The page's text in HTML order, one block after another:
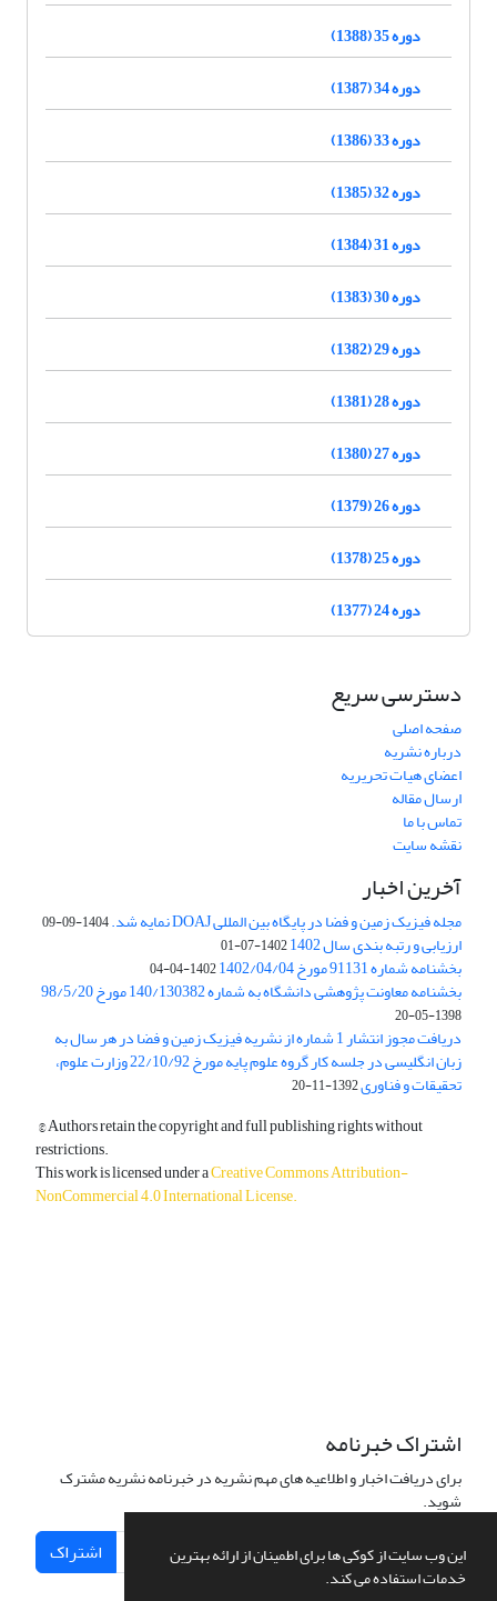
این وب سایت از کوکی ها برای اطمینان از ارائه بهترین
خدمات استفاده می کند.
دوره 35 (1388)
دوره 34 (1387)
دوره 33 (1386)
دوره 32 (1385)
دوره 31 (1384)
دوره 30 (1383)
دوره 29 (1382)
دوره 28 (1381)
دوره 27 (1380)
دوره 26 (1379)
دوره 25 (1378)
دوره 24 (1377)
دسترسی سریع
صفحه اصلی
درباره نشریه
اعضای هیات تحریریه
ارسال مقاله
تماس با ما
نقشه سایت
آخرین اخبار
مجله فیزیک زمین و فضا در پایگاه بین المللی DOAJ نمایه شد. 1404-09-09
ارزیابی و رتبه بندی سال 1402 1402-07-01
بخشنامه شماره 91131 مورخ 1402/04/04 1402-04-04
بخشنامه معاونت پژوهشی دانشگاه به شماره 140/130382 مورخ 98/5/20
1398-05-20
دریافت مجوز انتشار 1 شماره از نشریه فیزیک زمین و فضا در هر سال به
زبان انگلیسی در جلسه کار گروه علوم پایه مورخ 22/10/92 وزارت علوم،
تحقیقات و فناوری1392-11-20
© Authors retain the copyright and full publishing rights without
restrictions.
This work is licensed under aCreative Commons Attribution-
NonCommercial 4.0 International License.
اشتراک خبرنامه
برای دریافت اخبار و اطلاعیه های مهم نشریه در خبرنامه نشریه مشترک
شوید.
اشتراک